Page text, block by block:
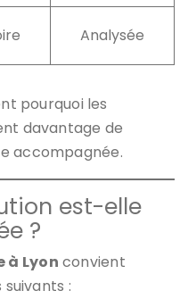
Analysée
pourquoi les
davantage de
accompagnée.
est-elle
?
à Lyon convient
: